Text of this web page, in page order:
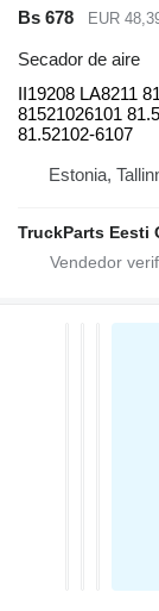
Bs 678 EUR
Secador de aire
II19208 LA8211
81521026101
81.52102-6107
Estonia,
TruckParts Eesti